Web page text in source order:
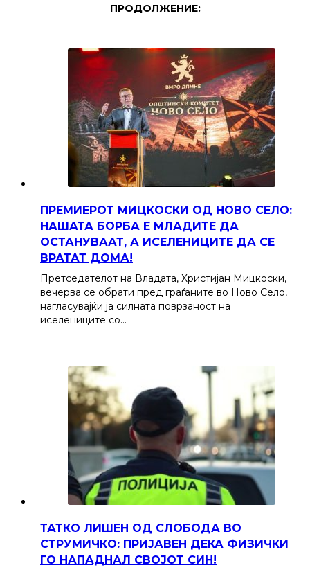
ПРОДОЛЖЕНИЕ:
ПРЕМИЕРОТ МИЦКОСКИ ОД НОВО СЕЛО:
НАШАТА БОРБА Е МЛАДИТЕ ДА
ОСТАНУВААТ, А ИСЕЛЕНИЦИТЕ ДА СЕ
ВРАТАТ ДОМА!
Претседателот на Владата, Христијан Мицкоски,
вечерва се обрати пред граѓаните во Ново Село,
нагласувајќи ја силната поврзаност на
иселениците со…
ТАТКО ЛИШЕН ОД СЛОБОДА ВО
СТРУМИЧКО: ПРИЈАВЕН ДЕКА ФИЗИЧКИ
ГО НАПАДНАЛ СВОЈОТ СИН!